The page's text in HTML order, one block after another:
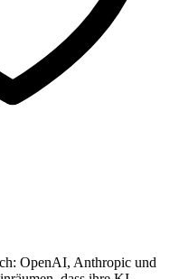
OpenAI, Anthropic und